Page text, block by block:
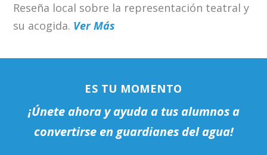
Reseña local sobre la representación teatral y
su acogida. Ver Más
ES TU MOMENTO
¡Únete ahora y ayuda a tus alumnos a
convertirse en guardianes del agua!